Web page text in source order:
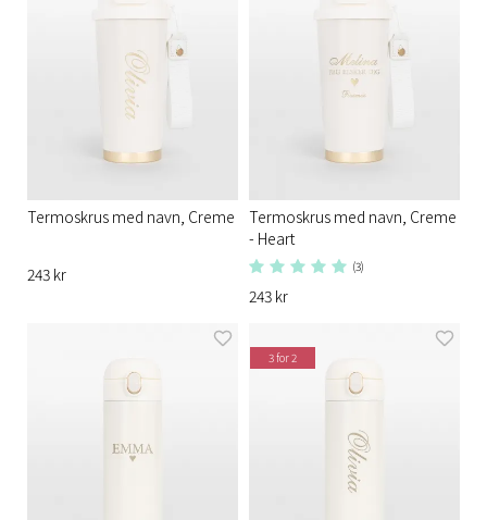
Termoskrus med navn, Creme
243 kr
Termoskrus med navn, Creme
- Heart
(3)
243 kr
3 for 2